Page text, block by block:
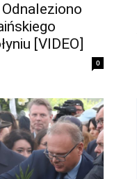
[VIDEO]
0